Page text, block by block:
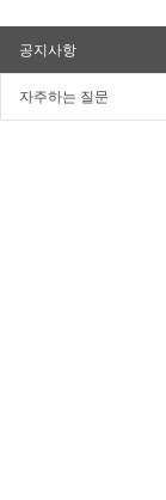
공지사항
자주하는 질문